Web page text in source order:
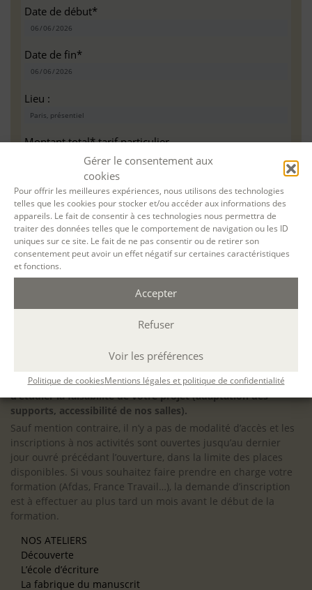
Gérer le consentement aux
cookies
Pour offrir les meilleures expériences, nous utilisons des technologies
telles que les cookies pour stocker et/ou accéder aux informations des
appareils. Le fait de consentir à ces technologies nous permettra de
traiter des données telles que le comportement de navigation ou les ID
uniques sur ce site. Le fait de ne pas consentir ou de retirer son
consentement peut avoir un effet négatif sur certaines caractéristiques
et fonctions.
Accepter
Refuser
Voir les préférences
Politique de cookiesMentions légales et politique de confidentialité
Date de début*
Date de fin*
Lieu :
Montant total* tarif particulier
Pour un atelier à distance par Teams, nous vous
invitons à vérifier au préalable que vous avez la
configuration minimale requise pour pouvoir travailler
dans les meilleures conditions : Configuration
matérielle requise pourMicrosoft Teams | Microsoft
Learn
personnes en situation de handicap. Si vous avez besoin
d’un aménagement spécifique de programme, n’hésitez pas
à nous contacter en amont de votre inscription afin
d’étudier la faisabilité de votre projet (adaptation des
supports, accessibilité de nos salles).
Sauf mention contraire, il n’y a pas de modalité d’accès et les
inscriptions à nos activités sont ouvertes jusqu’au dernier
jour ouvré précédant l’ouverture, dans la limite des places
disponibles. Si vous souhaitez faire prendre en charge votre
formation (Afdas, France Travail…), la demande d’inscription
est à effectuer au plus tard un mois avant le début de la
formation.
NOS ATELIERS
Découverte
L’école d’écriture
La fabrique du manuscrit